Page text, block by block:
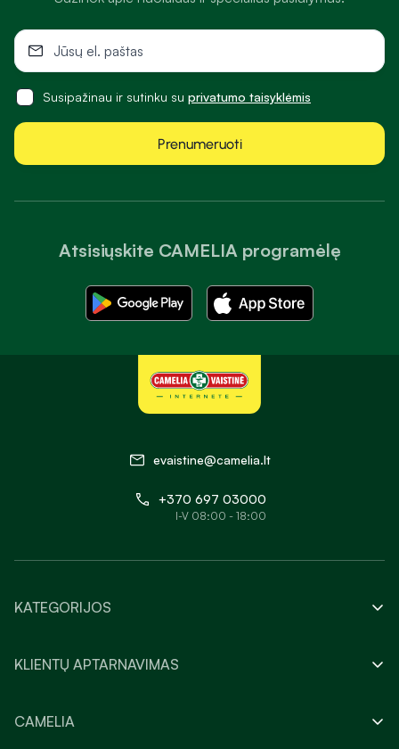
Atsisiųskite CAMELIA programėlę
Susipažinau ir sutinku su privatumo taisyklėmis
Prenumeruoti
evaistine@camelia.lt
+370 697 03000
I-V 08:00 - 18:00
KATEGORIJOS
KLIENTŲ APTARNAVIMAS
CAMELIA